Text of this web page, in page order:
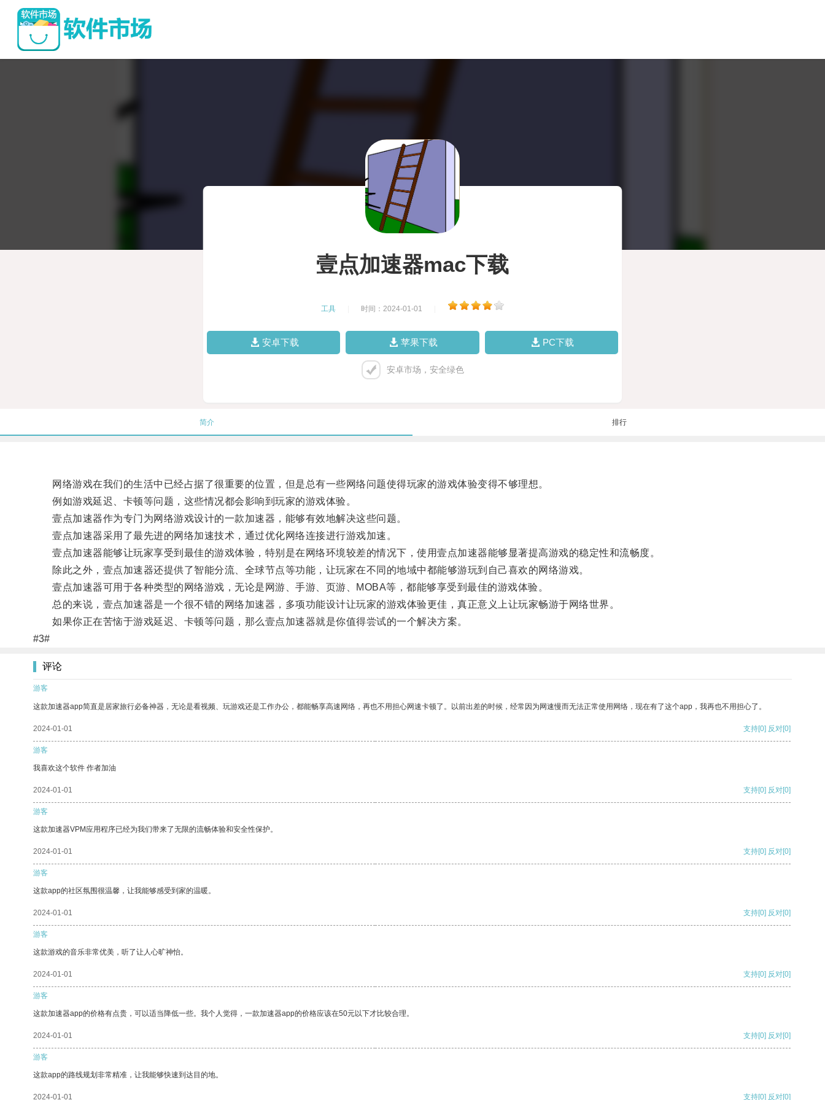
壹点加速器mac下载
工具 时间：2024-01-01
安卓下载 苹果下载 PC下载
安卓市场，安全绿色
简介 排行
网络游戏在我们的生活中已经占据了很重要的位置，但是总有一些网络问题使得玩家的游戏体验变得不够理想。
例如游戏延迟、卡顿等问题，这些情况都会影响到玩家的游戏体验。
壹点加速器作为专门为网络游戏设计的一款加速器，能够有效地解决这些问题。
壹点加速器采用了最先进的网络加速技术，通过优化网络连接进行游戏加速。
壹点加速器能够让玩家享受到最佳的游戏体验，特别是在网络环境较差的情况下，使用壹点加速器能够显著提高游戏的稳定性和流畅度。
除此之外，壹点加速器还提供了智能分流、全球节点等功能，让玩家在不同的地域中都能够游玩到自己喜欢的网络游戏。
壹点加速器可用于各种类型的网络游戏，无论是网游、手游、页游、MOBA等，都能够享受到最佳的游戏体验。
总的来说，壹点加速器是一个很不错的网络加速器，多项功能设计让玩家的游戏体验更佳，真正意义上让玩家畅游于网络世界。
如果你正在苦恼于游戏延迟、卡顿等问题，那么壹点加速器就是你值得尝试的一个解决方案。
#3#
评论
游客
这款加速器app简直是居家旅行必备神器，无论是看视频、玩游戏还是工作办公，都能畅享高速网络，再也不用担心网速卡顿了。以前出差的时候，经常因为网速慢而无法正常使用网络，现在有了这个app，我再也不用担心了。
2024-01-01 支持[0] 反对[0]
游客
我喜欢这个软件 作者加油
2024-01-01 支持[0] 反对[0]
游客
这款加速器VPM应用程序已经为我们带来了无限的流畅体验和安全性保护。
2024-01-01 支持[0] 反对[0]
游客
这款app的社区氛围很温馨，让我能够感受到家的温暖。
2024-01-01 支持[0] 反对[0]
游客
这款游戏的音乐非常优美，听了让人心旷神怡。
2024-01-01 支持[0] 反对[0]
游客
这款加速器app的价格有点贵，可以适当降低一些。我个人觉得，一款加速器app的价格应该在50元以下才比较合理。
2024-01-01 支持[0] 反对[0]
游客
这款app的路线规划非常精准，让我能够快速到达目的地。
2024-01-01 支持[0] 反对[0]